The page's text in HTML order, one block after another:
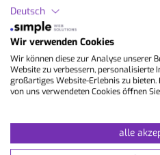
Charles de Gaulle,
Main und Amsterdam
Saison passende
Umstieg über die
eine zeitsparende Route
Ankunft in Guayaquil, da
von dort besonders gut
sich deine Sprachreise
Deutsch
Wir verwenden Cookies
Wir können diese zur Analyse unserer
Website zu verbessern, personalisierte
großartiges Website-Erlebnis zu
von uns verwendeten Cookies öffnen
alle